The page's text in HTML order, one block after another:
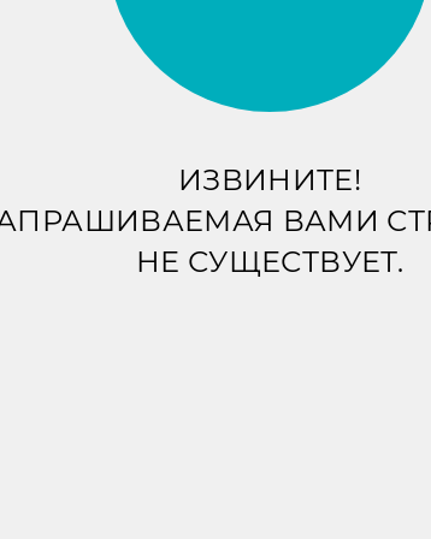
ИЗВИНИТЕ!
ВАМИ
НЕ СУЩЕСТВУЕТ.